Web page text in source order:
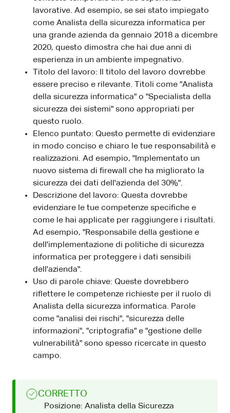
lavorative. Ad esempio, se sei stato impiegato
come Analista della sicurezza informatica per
una grande azienda da gennaio 2018 a dicembre
2020, questo dimostra che hai due anni di
esperienza in un ambiente impegnativo.
Titolo del lavoro: Il titolo del lavoro dovrebbe
essere preciso e rilevante. Titoli come "Analista
della sicurezza informatica" o "Specialista della
sicurezza dei sistemi" sono appropriati per
questo ruolo.
Elenco puntato: Questo permette di evidenziare
in modo conciso e chiaro le tue responsabilità e
realizzazioni. Ad esempio, "Implementato un
nuovo sistema di firewall che ha migliorato la
sicurezza dei dati dell'azienda del 30%".
Descrizione del lavoro: Questa dovrebbe
evidenziare le tue competenze specifiche e
come le hai applicate per raggiungere i risultati.
Ad esempio, "Responsabile della gestione e
dell'implementazione di politiche di sicurezza
informatica per proteggere i dati sensibili
dell'azienda".
Uso di parole chiave: Queste dovrebbero
riflettere le competenze richieste per il ruolo di
Analista della sicurezza informatica. Parole
come "analisi dei rischi", "sicurezza delle
informazioni", "criptografia" e "gestione delle
vulnerabilità" sono spesso ricercate in questo
campo.
CORRETTO
Posizione: Analista della Sicurezza